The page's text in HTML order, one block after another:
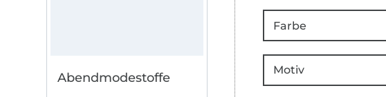
Abendmodestoffe
Farbe
Motiv